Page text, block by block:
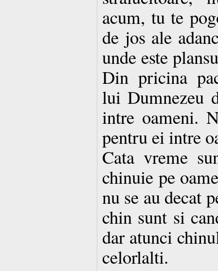
acum, tu te
de jos ale
unde este
Din pricina
lui Dumnezeu
intre oameni.
pentru ei intre
Cata vreme
chinuie pe
nu se au decat
chin sunt si
dar atunci
celorlalti.